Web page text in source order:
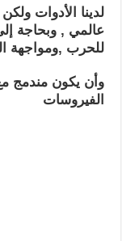
لدينا الأدوات
عالمي , وبحاجة
للحرب ,ومواجهة
وأن يكون مندمج
الفيروسات